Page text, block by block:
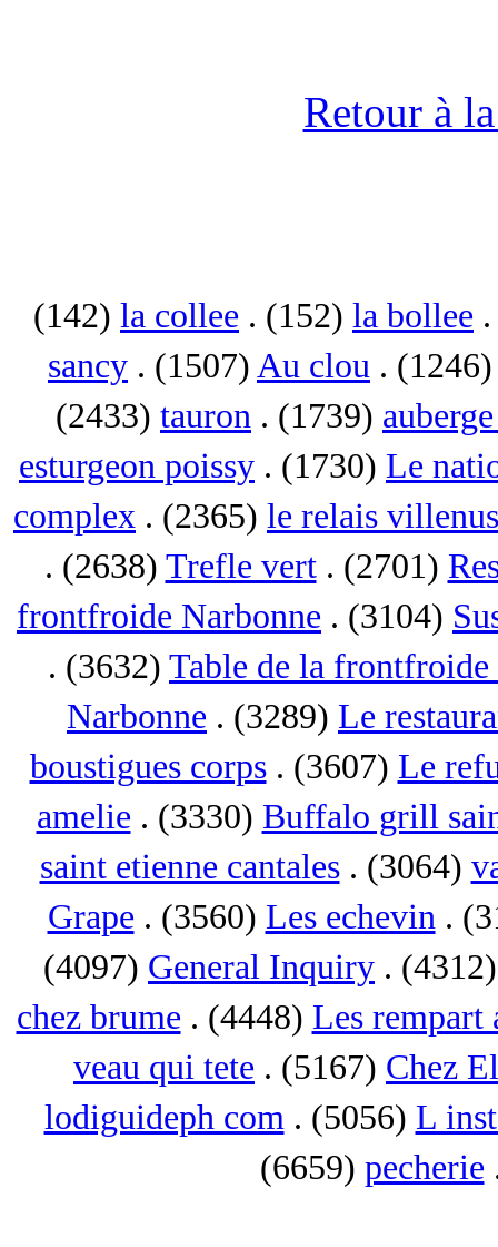
Retour à
(142) la collee . (152) la bollee
sancy . (1507) Au clou .
(2433) tauron . (1739)
esturgeon poissy . (1730) Le
complex . (2365) le relais villenus
. (2638) Trefle vert. (2701)
frontfroide Narbonne . (3104)
. (3632) Table de la frontfroide
Narbonne . (3289) Le
boustigues corps. (3607) Le
amelie . (3330) Buffalo grill
saint etienne cantales. (3064)
Grape . (3560) Les echevin.
(4097) General Inquiry .
chez brume . (4448) Les rempart
veau qui tete . (5167) Chez
lodiguideph com. (5056) L
(6659) pecherie